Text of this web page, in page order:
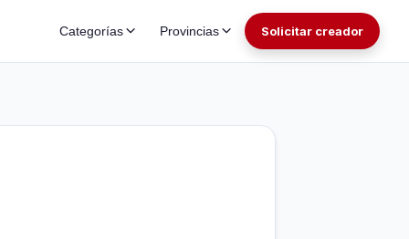
Categorías Provincias Solicitar creador